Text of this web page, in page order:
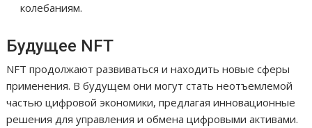
колебаниям.
Будущее NFT
NFT продолжают развиваться и находить новые сферы
применения. В будущем они могут стать неотъемлемой
частью цифровой экономики, предлагая инновационные
решения для управления и обмена цифровыми активами.